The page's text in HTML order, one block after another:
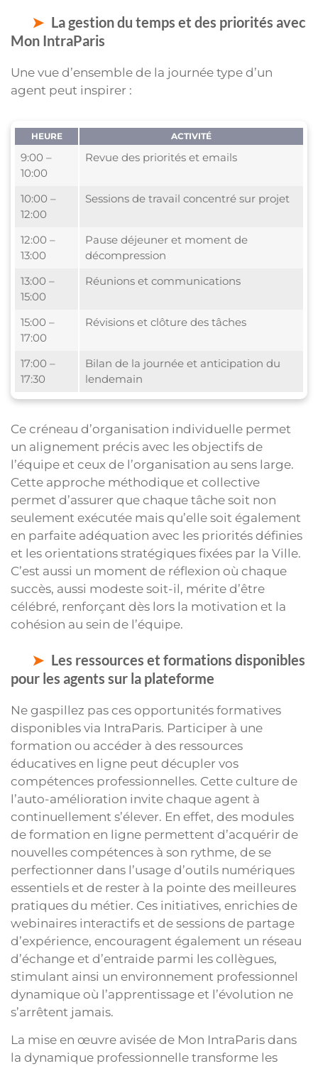
La gestion du temps et des priorités avec
Mon IntraParis
Une vue d’ensemble de la journée type d’un
agent peut inspirer :
HEURE ACTIVITÉ
9:00 –
10:00
Revue des priorités et emails
10:00 –
12:00
Sessions de travail concentré sur projet
12:00 –
13:00
Pause déjeuner et moment de
décompression
13:00 –
15:00
Réunions et communications
15:00 –
17:00
Révisions et clôture des tâches
17:00 –
17:30
Bilan de la journée et anticipation du
lendemain
Ce créneau d’organisation individuelle permet
un alignement précis avec les objectifs de
l’équipe et ceux de l’organisation au sens large.
Cette approche méthodique et collective
permet d’assurer que chaque tâche soit non
seulement exécutée mais qu’elle soit également
en parfaite adéquation avec les priorités définies
et les orientations stratégiques fixées par la Ville.
C’est aussi un moment de réflexion où chaque
succès, aussi modeste soit-il, mérite d’être
célébré, renforçant dès lors la motivation et la
cohésion au sein de l’équipe.
Les ressources et formations disponibles
pour les agents sur la plateforme
Ne gaspillez pas ces opportunités formatives
disponibles via IntraParis. Participer à une
formation ou accéder à des ressources
éducatives en ligne peut décupler vos
compétences professionnelles. Cette culture de
l’auto-amélioration invite chaque agent à
continuellement s’élever. En effet, des modules
de formation en ligne permettent d’acquérir de
nouvelles compétences à son rythme, de se
perfectionner dans l’usage d’outils numériques
essentiels et de rester à la pointe des meilleures
pratiques du métier. Ces initiatives, enrichies de
webinaires interactifs et de sessions de partage
d’expérience, encouragent également un réseau
d’échange et d’entraide parmi les collègues,
stimulant ainsi un environnement professionnel
dynamique où l’apprentissage et l’évolution ne
s’arrêtent jamais.
La mise en œuvre avisée de Mon IntraParis dans
la dynamique professionnelle transforme les